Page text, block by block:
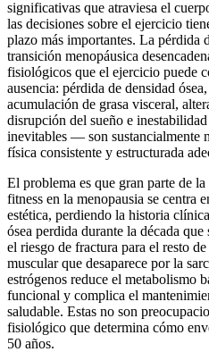
significativas que atraviesa el
las decisiones sobre el ejercicio
plazo más importantes. La pérdida
transición menopáusica
fisiológicos que el ejercicio puede
ausencia: pérdida de densidad
acumulación de grasa visceral,
disrupción del sueño e
inevitables — son sustancialmente
física consistente y estructurada
El problema es que gran parte de
fitness en la menopausia se centra
estética, perdiendo la historia
ósea perdida durante la década
el riesgo de fractura para el resto
muscular que desaparece por la
estrógenos reduce el metabolismo
funcional y complica el
saludable. Estas no son
fisiológico que determina cómo
50 años.